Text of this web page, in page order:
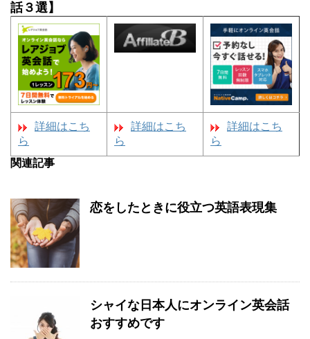
話３選】
詳細はこち
ら
詳細はこち
ら
詳細はこち
ら
関連記事
恋をしたときに役立つ英語表現集
シャイな日本人にオンライン英会話
おすすめです